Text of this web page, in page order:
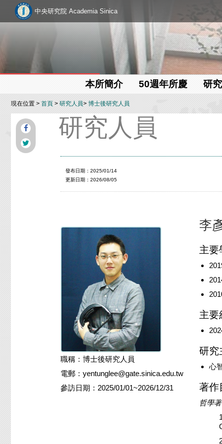
中央研究院 Academia Sinica
本所簡介 50週年所慶 研
現在位置 >首頁>研究人員>博士後研究人員
研究人員
發布日期：2025/01/14
更新日期：2026/08/05
職稱：博士後研究人員
電郵：yentunglee@gate.sinica.edu.tw
參訪日期：2025/01/01~2026/12/31
李
主要
主要
研究
心
著作
哲學